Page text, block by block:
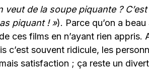
veut de la soupe piquante ?
piquant ! »). Parce qu’on a
ces films en n’ayant rien
c’est souvent ridicule, les
satisfaction ; ça reste un